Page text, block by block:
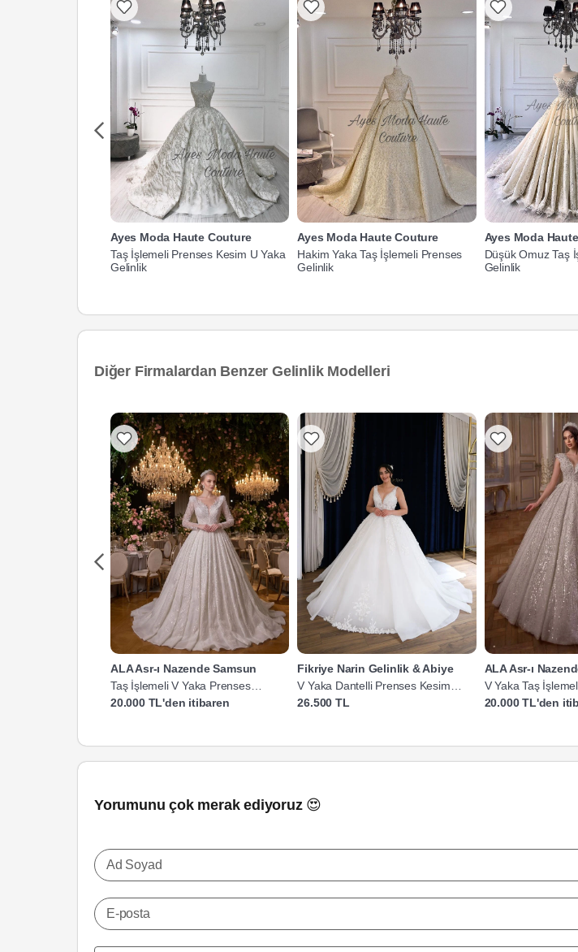
Ayes Moda Haute Couture
Taş İşlemeli Prenses Kesim U Yaka
Gelinlik
Ayes Moda Haute Couture
Hakim Yaka Taş İşlemeli Prenses
Gelinlik
Ayes Moda
Düşük Omuz Taş
Gelinlik
Diğer Firmalardan Benzer Gelinlik Modelleri
ALA Asr-ı Nazende Samsun
Taş İşlemeli V Yaka Prenses
Gelinlik
20.000 TL'den itibaren
Fikriye Narin Gelinlik & Abiye
V Yaka Dantelli Prenses Kesim
Gelinlik
26.500 TL
ALA Asr-ı
V Yaka Taş
Gelinlik
20.000 TL'den
Yorumunu çok merak ediyoruz 😍
Ad Soyad
E-posta